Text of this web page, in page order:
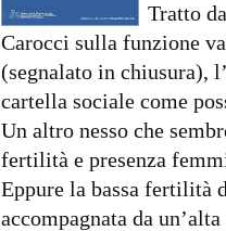
Tratto
Carocci sulla funzione
(segnalato in chiusura),
cartella sociale come
Un altro nesso che
fertilità e presenza
Eppure la bassa fertilità
accompagnata da